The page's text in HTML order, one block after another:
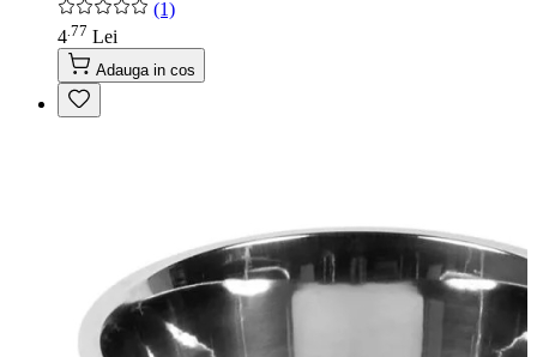
(1)
4 77 Lei
Adauga in cos